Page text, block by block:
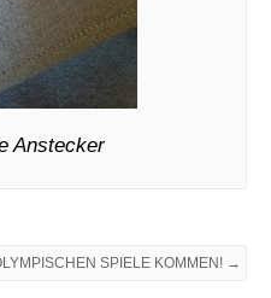
Anstecker
SPIELE KOMMEN! →